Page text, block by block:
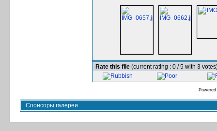
Rate this file (current rating : 0 / 5 with 3
Спонсоры галереи